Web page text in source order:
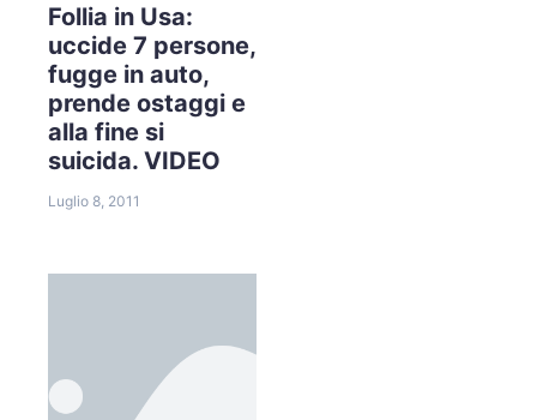
Follia in Usa:
uccide 7 persone,
fugge in auto,
prende ostaggi e
alla fine si
suicida. VIDEO
Luglio 8, 2011